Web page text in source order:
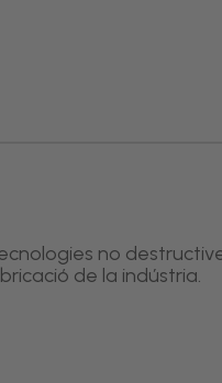
no
de la indústria.